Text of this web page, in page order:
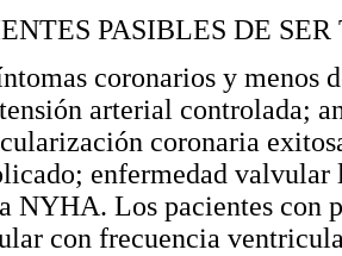
PASIBLES DE
coronarios y menos
arterial controlada;
coronaria
enfermedad
NYHA. Los pacientes
con frecuencia